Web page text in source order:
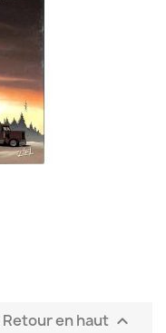
Retour en haut 